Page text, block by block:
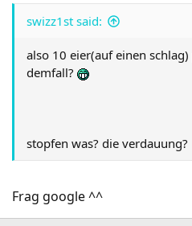
swizz1st said:
also 10 eier(auf einen
demfall?
stopfen was? die verdauung?
Frag google ^^